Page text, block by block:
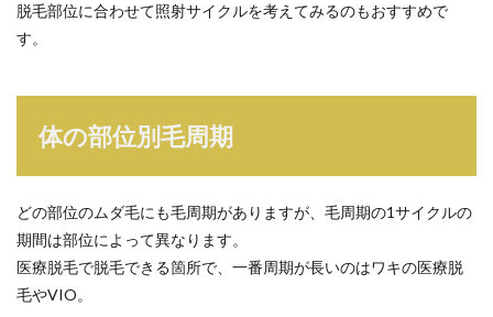
脱毛部位に合わせて照射サイクルを考えてみるのもおすすめで
す。
体の部位別毛周期
どの部位のムダ毛にも毛周期がありますが、毛周期の1サイクルの
期間は部位によって異なります。
医療脱毛で脱毛できる箇所で、一番周期が長いのはワキの医療脱
毛やVIO。